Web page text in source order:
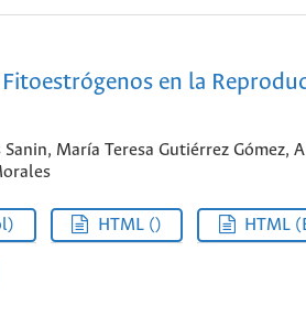
en la
Sanin, María Teresa Gutiérrez Gómez,
HTML () HTML